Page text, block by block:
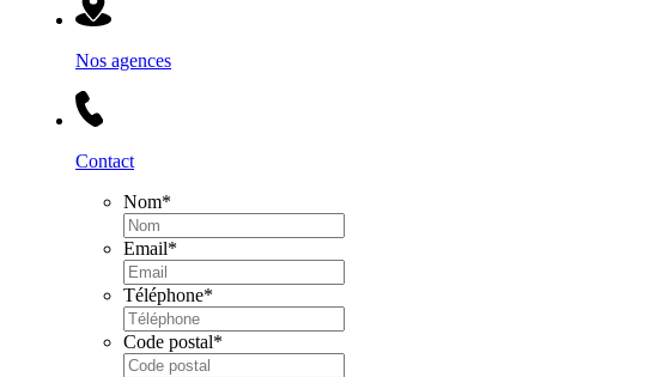
Nos agences
Contact
Nom*
Email*
Téléphone*
Code postal*